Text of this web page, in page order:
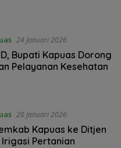
24 Januari 2026
‎Bupati Kapuas Dorong
Pelayanan Kesehatan
20 Januari 2026
Kapuas ke Ditjen
Irigasi Pertanian